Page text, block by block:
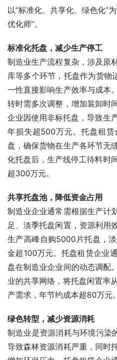
以“标准化、共享化、绿色化”
优化师”。
标准化托盘，减少生产停工
制造业生产流程复杂，涉及原
库等多个环节，托盘作为货物
一性直接影响生产效率与成本
转时需多次调整，增加装卸时
企业因使用非标托盘，导致生
年损失超500万元。托盘租
盘，确保货物在生产各环节无
化托盘后，生产线停工待料时
超300万元。
共享托盘池，降低资金占用
制造业企业通常需根据生产计
足、淡季托盘闲置，资源利用
生产高峰自购5000片托盘，
金超100万元。托盘租赁企业
盘在制造业企业间的动态调配
业的共享网络，将托盘闲置率
产需求，年节约成本超80万元。
绿色转型，减少资源消耗
制造业是资源消耗与环境污染
导致森林资源消耗严重，同时